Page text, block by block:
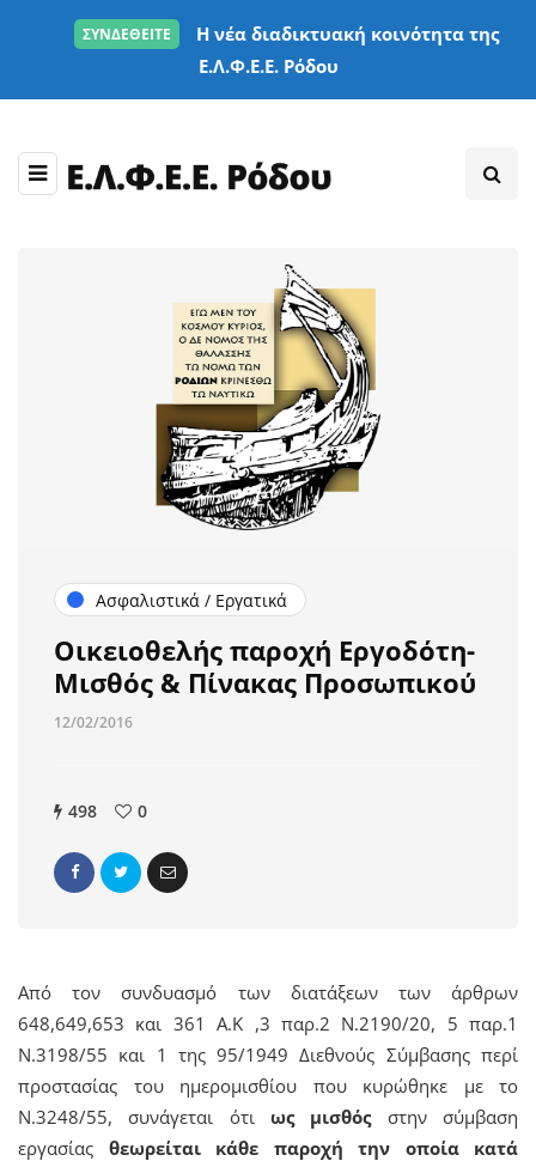
ΣΥΝΔΕΘΕΙΤΕ
Η νέα διαδικτυακή κοινότητα της
Ε.Λ.Φ.Ε.Ε. Ρόδου
Ασφαλιστικά / Εργατικά
Οικειοθελής παροχή Εργοδότη-
Μισθός & Πίνακας Προσωπικού
12/02/2016
498 0
Από τον συνδυασμό των διατάξεων των άρθρων
648,649,653 και 361 Α.Κ ,3 παρ.2 Ν.2190/20, 5 παρ.1
Ν.3198/55 και 1 της 95/1949 Διεθνούς Σύμβασης περί
προστασίας του ημερομισθίου που κυρώθηκε με το
Ν.3248/55, συνάγεται ότι ως μισθόςστην σύμβαση
εργασίας θεωρείται κάθε παροχή την οποία κατά